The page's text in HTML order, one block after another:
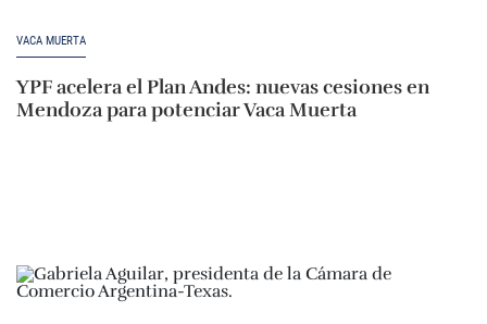
VACA MUERTA
YPF acelera el Plan Andes: nuevas cesiones en
Mendoza para potenciar Vaca Muerta